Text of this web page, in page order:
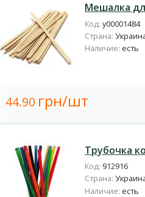
Мешалка
Код: у00001484
Страна:
Наличие: есть
44.90 грн/шт
Трубочка
Код: 912916
Страна:
Наличие: есть